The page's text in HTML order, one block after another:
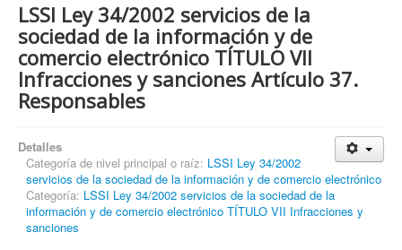
¿Quienes tienen que cumplir con la LOPD RGPD?
¿Estas cumpliendo con la LOPD - RGPD?
¿Que podemos hacer por ti?
Notas
Nosotros y contacto
Buscar...
LSSI Ley 34/2002 servicios de la
sociedad de la información y de
comercio electrónico TÍTULO VII
Infracciones y sanciones Artículo 37.
Responsables
Detalles
Categoría de nivel principal o raíz: LSSI Ley 34/2002
servicios de la sociedad de la información y de comercio electrónico
Categoría: LSSI Ley 34/2002 servicios de la sociedad de la
información y de comercio electrónico TÍTULO VII Infracciones y
sanciones